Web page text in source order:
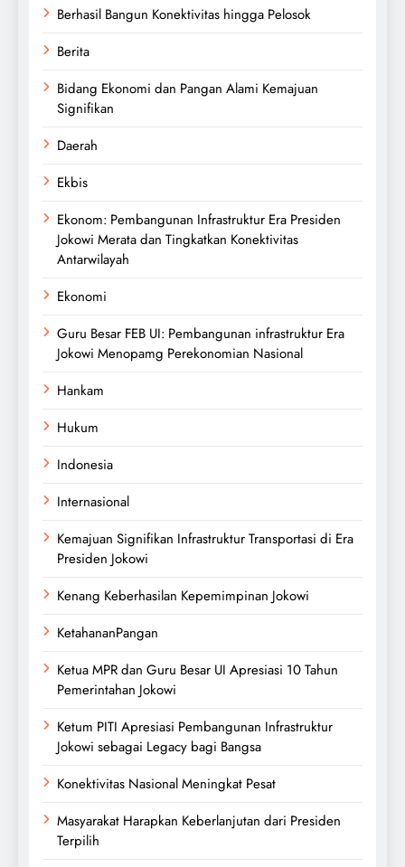
Berhasil Bangun Konektivitas hingga Pelosok
Berita
Bidang Ekonomi dan Pangan Alami Kemajuan
Signifikan
Daerah
Ekbis
Ekonom: Pembangunan Infrastruktur Era Presiden
Jokowi Merata dan Tingkatkan Konektivitas
Antarwilayah
Ekonomi
Guru Besar FEB UI: Pembangunan infrastruktur Era
Jokowi Menopamg Perekonomian Nasional
Hankam
Hukum
Indonesia
Internasional
Kemajuan Signifikan Infrastruktur Transportasi di Era
Presiden Jokowi
Kenang Keberhasilan Kepemimpinan Jokowi
KetahananPangan
Ketua MPR dan Guru Besar UI Apresiasi 10 Tahun
Pemerintahan Jokowi
Ketum PITI Apresiasi Pembangunan Infrastruktur
Jokowi sebagai Legacy bagi Bangsa
Konektivitas Nasional Meningkat Pesat
Masyarakat Harapkan Keberlanjutan dari Presiden
Terpilih